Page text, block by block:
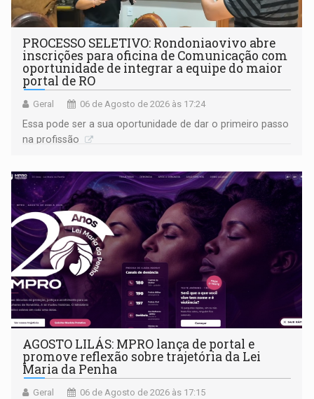
PROCESSO SELETIVO: Rondoniaovivo abre
inscrições para oficina de Comunicação com
oportunidade de integrar a equipe do maior
portal de RO
Geral 06 de Agosto de 2026 às 17:24
Essa pode ser a sua oportunidade de dar o primeiro passo
na profissão
AGOSTO LILÁS: MPRO lança de portal e
promove reflexão sobre trajetória da Lei
Maria da Penha
Geral 06 de Agosto de 2026 às 17:15